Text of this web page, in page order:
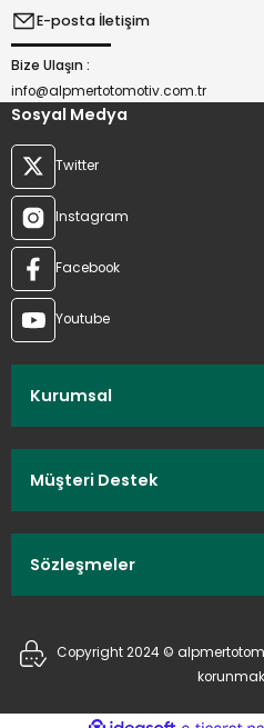
E-posta İletişim
Bize Ulaşın :
info@alpmertotomotiv.com.tr
Sosyal Medya
Twitter
Instagram
Facebook
Youtube
Kurumsal
Müşteri Destek
Sözleşmeler
Copyright 2024 ©